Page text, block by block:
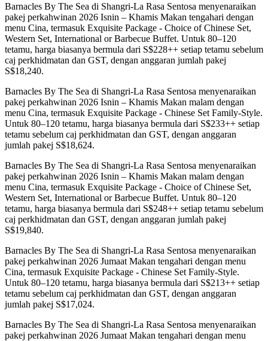
Barnacles By The Sea di Shangri-La Rasa Sentosa menyenaraikan
pakej perkahwinan 2026 Isnin – Khamis Makan tengahari dengan
menu Cina, termasuk Exquisite Package - Choice of Chinese Set,
Western Set, International or Barbecue Buffet. Untuk 80–120
tetamu, harga biasanya bermula dari S$228++ setiap tetamu sebelum
caj perkhidmatan dan GST, dengan anggaran jumlah pakej
S$18,240.
Barnacles By The Sea di Shangri-La Rasa Sentosa menyenaraikan
pakej perkahwinan 2026 Isnin – Khamis Makan malam dengan
menu Cina, termasuk Exquisite Package - Chinese Set Family-Style.
Untuk 80–120 tetamu, harga biasanya bermula dari S$233++ setiap
tetamu sebelum caj perkhidmatan dan GST, dengan anggaran
jumlah pakej S$18,624.
Barnacles By The Sea di Shangri-La Rasa Sentosa menyenaraikan
pakej perkahwinan 2026 Isnin – Khamis Makan malam dengan
menu Cina, termasuk Exquisite Package - Choice of Chinese Set,
Western Set, International or Barbecue Buffet. Untuk 80–120
tetamu, harga biasanya bermula dari S$248++ setiap tetamu sebelum
caj perkhidmatan dan GST, dengan anggaran jumlah pakej
S$19,840.
Barnacles By The Sea di Shangri-La Rasa Sentosa menyenaraikan
pakej perkahwinan 2026 Jumaat Makan tengahari dengan menu
Cina, termasuk Exquisite Package - Chinese Set Family-Style.
Untuk 80–120 tetamu, harga biasanya bermula dari S$213++ setiap
tetamu sebelum caj perkhidmatan dan GST, dengan anggaran
jumlah pakej S$17,024.
Barnacles By The Sea di Shangri-La Rasa Sentosa menyenaraikan
pakej perkahwinan 2026 Jumaat Makan tengahari dengan menu